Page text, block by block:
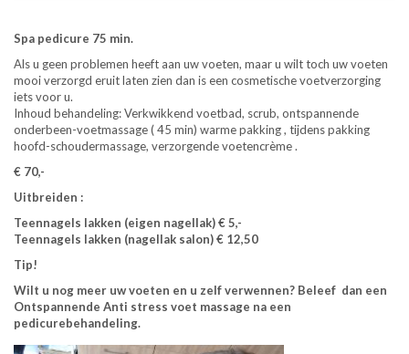
Spa pedicure 75 min.
Als u geen problemen heeft aan uw voeten, maar u wilt toch uw voeten
mooi verzorgd eruit laten zien dan is een cosmetische voetverzorging
iets voor u.
Inhoud behandeling: Verkwikkend voetbad, scrub, ontspannende
onderbeen-voetmassage ( 45 min) warme pakking , tijdens pakking
hoofd-schoudermassage, verzorgende voetencrème .
€ 70,-
Uitbreiden :
Teennagels lakken (eigen nagellak) € 5,-
Teennagels lakken (nagellak salon) € 12,50
Tip!
Wilt u nog meer uw voeten en u zelf verwennen? Beleef dan een
Ontspannende Anti stress voet massage na een
pedicurebehandeling.